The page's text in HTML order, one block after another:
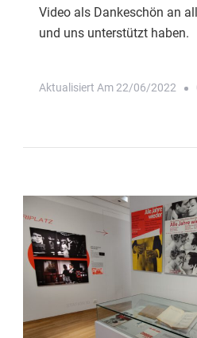
Video als Dankeschön an
und uns unterstützt haben.
Aktualisiert Am22/06/2022